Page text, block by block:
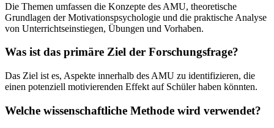
Die Themen umfassen die Konzepte des AMU, theoretische
Grundlagen der Motivationspsychologie und die praktische Analyse
von Unterrichtseinstiegen, Übungen und Vorhaben.
Was ist das primäre Ziel der Forschungsfrage?
Das Ziel ist es, Aspekte innerhalb des AMU zu identifizieren, die
einen potenziell motivierenden Effekt auf Schüler haben könnten.
Welche wissenschaftliche Methode wird verwendet?